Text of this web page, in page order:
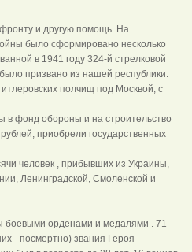
и другую помощь. На
было сформировано несколько
в 1941 году 324-й стрелковой
призвано из нашей республики.
полчищ под Москвой, с
в фонд обороны и на строительство
приобрели государственных
человек , прибывших из Украины,
Ленинградской, Смоленской и
боевыми орденами и медалями . 71
- посмертно) звания Героя